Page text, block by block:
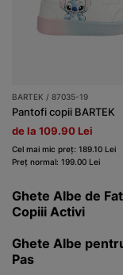
BARTEK / 87035-19
Pantofi copii BARTEK
de la 109.90 Lei
Cel mai mic preț: 189.10 Lei
Preț normal: 199.00 Lei
Ghete Albe de
Copiii Activi
Ghete Albe
Pas